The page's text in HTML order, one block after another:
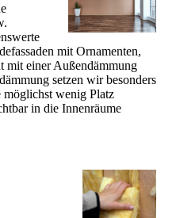
mit Ornamenten,
mit einer Außendämmung
setzen wir besonders
möglichst wenig Platz
in die Innenräume